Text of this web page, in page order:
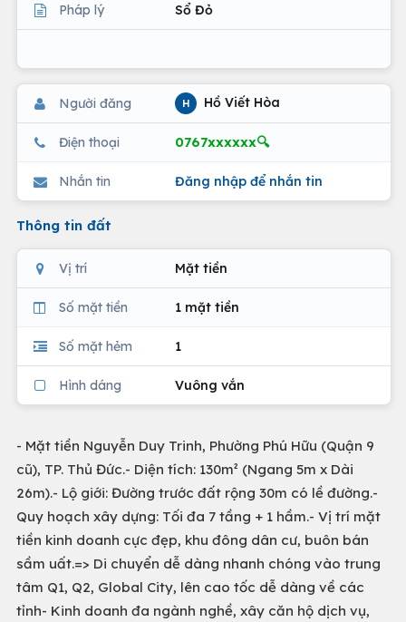
Pháp lý Sổ Đỏ
Người đăng H Hồ Viết Hòa
Điện thoại 0767xxxxxx🔍
Nhắn tin Đăng nhập để nhắn tin
Thông tin đất
Vị trí Mặt tiền
Số mặt tiền 1 mặt tiền
Số mặt hẻm 1
Hình dáng Vuông vắn
- Mặt tiền Nguyễn Duy Trinh, Phường Phú Hữu (Quận 9
cũ), TP. Thủ Đức.- Diện tích: 130m² (Ngang 5m x Dài
26m).- Lộ giới: Đường trước đất rộng 30m có lề đường.-
Quy hoạch xây dựng: Tối đa 7 tầng + 1 hầm.- Vị trí mặt
tiền kinh doanh cực đẹp, khu đông dân cư, buôn bán
sầm uất.=> Di chuyển dễ dàng nhanh chóng vào trung
tâm Q1, Q2, Global City, lên cao tốc dễ dàng về các
tỉnh- Kinh doanh đa ngành nghề, xây căn hộ dịch vụ,